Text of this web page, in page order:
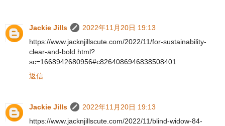
Jackie Jills
2022年11月20日 19:13
https://www.jacknjillscute.com/2022/11/for-sustainability-
clear-and-bold.html?
sc=1668942680956#c8264086946838508401
返信
Jackie Jills
2022年11月20日 19:13
https://www.jacknjillscute.com/2022/11/blind-widow-84-